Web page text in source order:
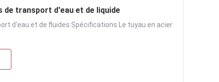
de transport d'eau et de liquide
d'eau et de fluides Spécifications Le tuyau en acier